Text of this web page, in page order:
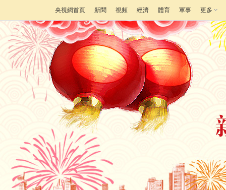
央視網首頁 新聞 視頻 經濟 體育 軍事 更多